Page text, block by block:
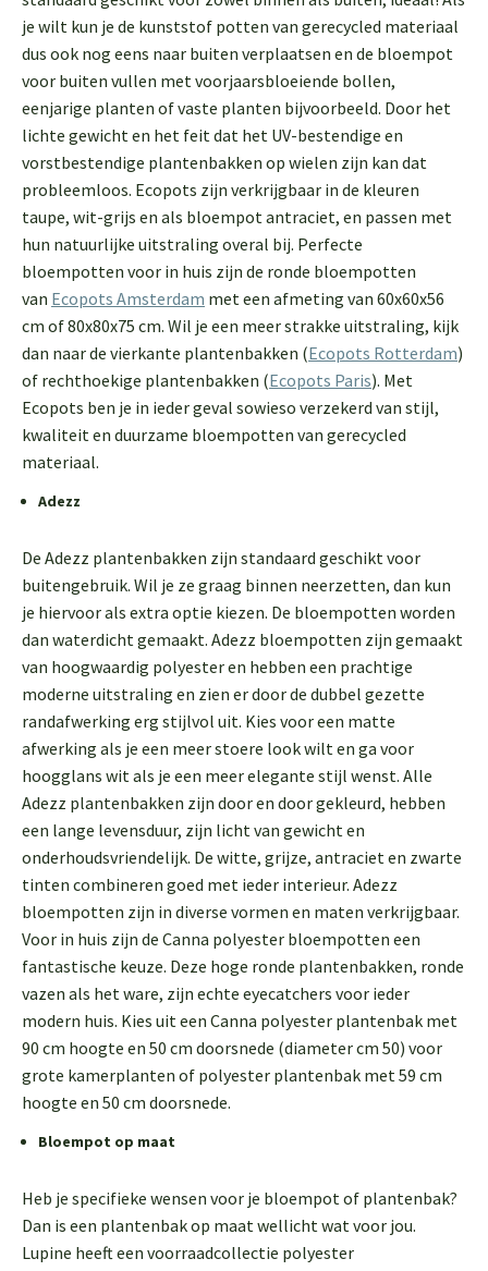
je wilt kun je de kunststof potten van gerecycled materiaal
dus ook nog eens naar buiten verplaatsen en de bloempot
voor buiten vullen met voorjaarsbloeiende bollen,
eenjarige planten of vaste planten bijvoorbeeld. Door het
lichte gewicht en het feit dat het UV-bestendige en
vorstbestendige plantenbakken op wielen zijn kan dat
probleemloos. Ecopots zijn verkrijgbaar in de kleuren
taupe, wit-grijs en als bloempot antraciet, en passen met
hun natuurlijke uitstraling overal bij. Perfecte
bloempotten voor in huis zijn de ronde bloempotten
van Ecopots Amsterdam met een afmeting van 60x60x56
cm of 80x80x75 cm. Wil je een meer strakke uitstraling, kijk
dan naar de vierkante plantenbakken (Ecopots Rotterdam)
of rechthoekige plantenbakken (Ecopots Paris). Met
Ecopots ben je in ieder geval sowieso verzekerd van stijl,
kwaliteit en duurzame bloempotten van gerecycled
materiaal.
Adezz
De Adezz plantenbakken zijn standaard geschikt voor
buitengebruik. Wil je ze graag binnen neerzetten, dan kun
je hiervoor als extra optie kiezen. De bloempotten worden
dan waterdicht gemaakt. Adezz bloempotten zijn gemaakt
van hoogwaardig polyester en hebben een prachtige
moderne uitstraling en zien er door de dubbel gezette
randafwerking erg stijlvol uit. Kies voor een matte
afwerking als je een meer stoere look wilt en ga voor
hoogglans wit als je een meer elegante stijl wenst. Alle
Adezz plantenbakken zijn door en door gekleurd, hebben
een lange levensduur, zijn licht van gewicht en
onderhoudsvriendelijk. De witte, grijze, antraciet en zwarte
tinten combineren goed met ieder interieur. Adezz
bloempotten zijn in diverse vormen en maten verkrijgbaar.
Voor in huis zijn de Canna polyester bloempotten een
fantastische keuze. Deze hoge ronde plantenbakken, ronde
vazen als het ware, zijn echte eyecatchers voor ieder
modern huis. Kies uit een Canna polyester plantenbak met
90 cm hoogte en 50 cm doorsnede (diameter cm 50) voor
grote kamerplanten of polyester plantenbak met 59 cm
hoogte en 50 cm doorsnede.
Bloempot op maat
Heb je specifieke wensen voor je bloempot of plantenbak?
Dan is een plantenbak op maat wellicht wat voor jou.
Lupine heeft een voorraadcollectie polyester